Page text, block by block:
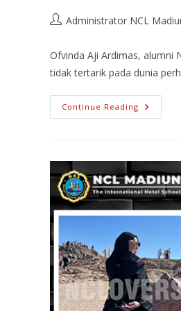
Administrator NCL
Ofvinda Aji Ardimas, alumni
tidak tertarik pada dunia
Continue Reading